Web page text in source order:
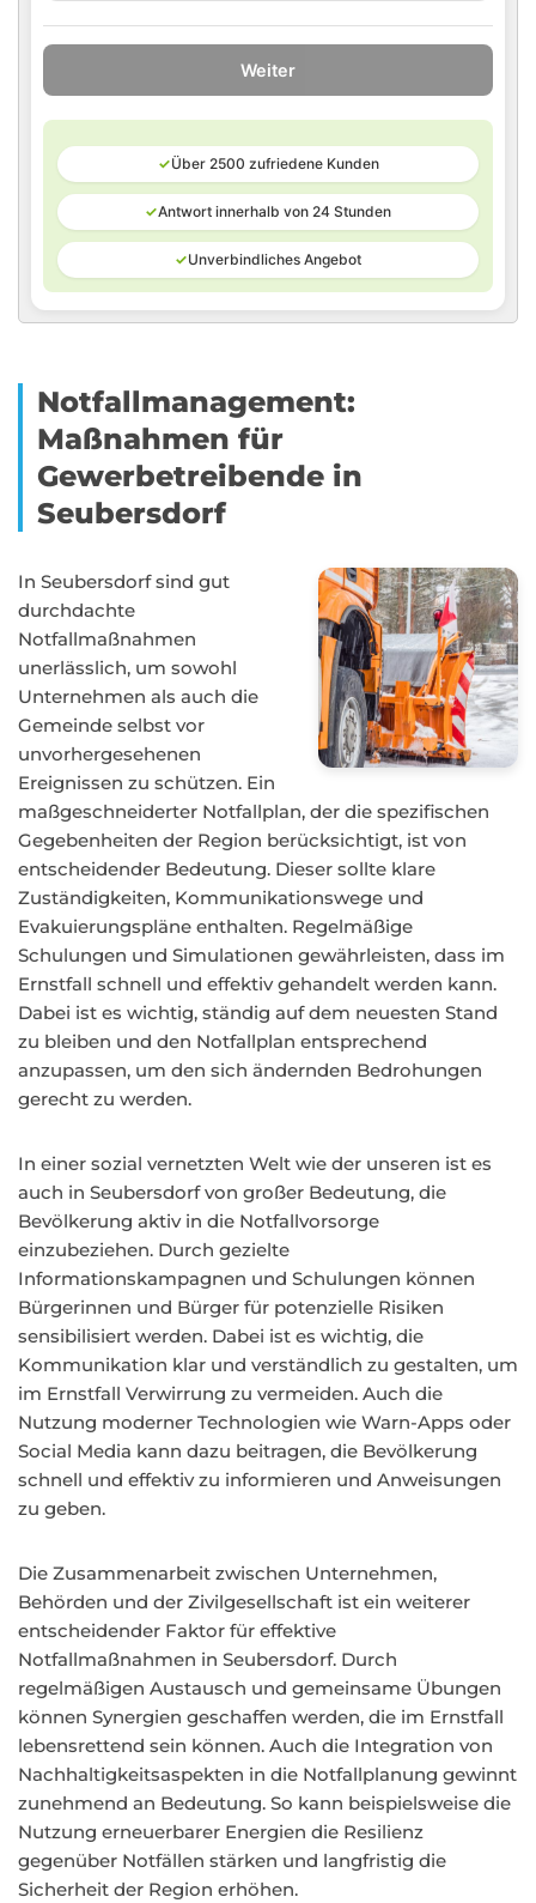
Weiter
✓Über 2500 zufriedene Kunden
✓Antwort innerhalb von 24 Stunden
✓Unverbindliches Angebot
Notfallmanagement:
Maßnahmen für
Gewerbetreibende in
Seubersdorf
In Seubersdorf sind gut
durchdachte
Notfallmaßnahmen
unerlässlich, um sowohl
Unternehmen als auch die
Gemeinde selbst vor
unvorhergesehenen
Ereignissen zu schützen. Ein
maßgeschneiderter Notfallplan, der die spezifischen
Gegebenheiten der Region berücksichtigt, ist von
entscheidender Bedeutung. Dieser sollte klare
Zuständigkeiten, Kommunikationswege und
Evakuierungspläne enthalten. Regelmäßige
Schulungen und Simulationen gewährleisten, dass im
Ernstfall schnell und effektiv gehandelt werden kann.
Dabei ist es wichtig, ständig auf dem neuesten Stand
zu bleiben und den Notfallplan entsprechend
anzupassen, um den sich ändernden Bedrohungen
gerecht zu werden.
In einer sozial vernetzten Welt wie der unseren ist es
auch in Seubersdorf von großer Bedeutung, die
Bevölkerung aktiv in die Notfallvorsorge
einzubeziehen. Durch gezielte
Informationskampagnen und Schulungen können
Bürgerinnen und Bürger für potenzielle Risiken
sensibilisiert werden. Dabei ist es wichtig, die
Kommunikation klar und verständlich zu gestalten, um
im Ernstfall Verwirrung zu vermeiden. Auch die
Nutzung moderner Technologien wie Warn-Apps oder
Social Media kann dazu beitragen, die Bevölkerung
schnell und effektiv zu informieren und Anweisungen
zu geben.
Die Zusammenarbeit zwischen Unternehmen,
Behörden und der Zivilgesellschaft ist ein weiterer
entscheidender Faktor für effektive
Notfallmaßnahmen in Seubersdorf. Durch
regelmäßigen Austausch und gemeinsame Übungen
können Synergien geschaffen werden, die im Ernstfall
lebensrettend sein können. Auch die Integration von
Nachhaltigkeitsaspekten in die Notfallplanung gewinnt
zunehmend an Bedeutung. So kann beispielsweise die
Nutzung erneuerbarer Energien die Resilienz
gegenüber Notfällen stärken und langfristig die
Sicherheit der Region erhöhen.